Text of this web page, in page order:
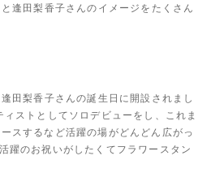
逢田梨香子さんのイメージをたくさん
田梨香子さんの誕生日に開設されまし
ストとしてソロデビューをし、これま
スするなど活躍の場がどんどん広がっ
躍のお祝いがしたくてフラワースタン